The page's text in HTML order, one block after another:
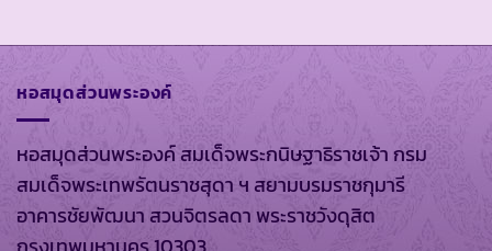
หอสมุดส่วนพระองค์
หอสมุดส่วนพระองค์ สมเด็จพระกนิษฐาธิราชเจ้า กรม
สมเด็จพระเทพรัตนราชสุดา ฯ สยามบรมราชกุมารี
อาคารชัยพัฒนา สวนจิตรลดา พระราชวังดุสิต